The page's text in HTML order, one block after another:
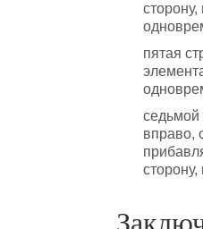
пятая
седьмой
вправо,
сторону,